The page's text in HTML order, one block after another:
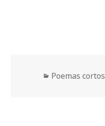
Categorías
Poemas cortos